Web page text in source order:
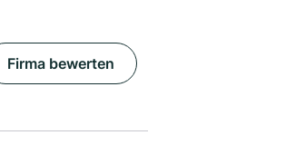
Firma bewerten